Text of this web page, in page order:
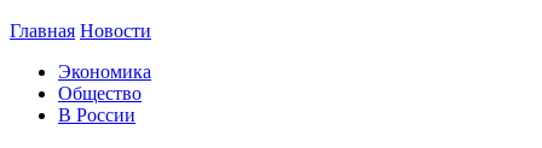
Главная Новости
Экономика
Общество
В России